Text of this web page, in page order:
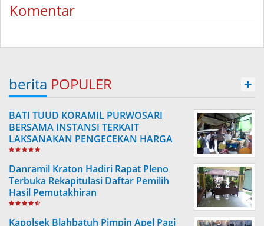
Komentar
berita POPULER +
BATI TUUD KORAMIL PURWOSARI
BERSAMA INSTANSI TERKAIT
LAKSANAKAN PENGECEKAN HARGA
SEMBAKO
Danramil Kraton Hadiri Rapat Pleno
Terbuka Rekapitulasi Daftar Pemilih
Hasil Pemutakhiran
Kapolsek Blahbatuh Pimpin Apel Pagi